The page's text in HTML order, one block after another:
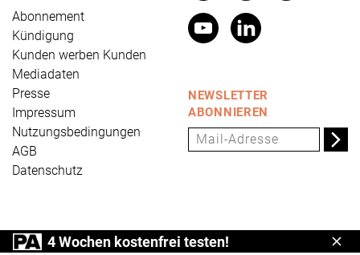
Abonnement
Kündigung
Kunden werben Kunden
Mediadaten
Presse
Impressum
Nutzungsbedingungen
AGB
Datenschutz
NEWSLETTER
ABONNIEREN
PRÄVENTION AKTUELL ist ein Produkt der Universum
4 Wochen kostenfrei testen!